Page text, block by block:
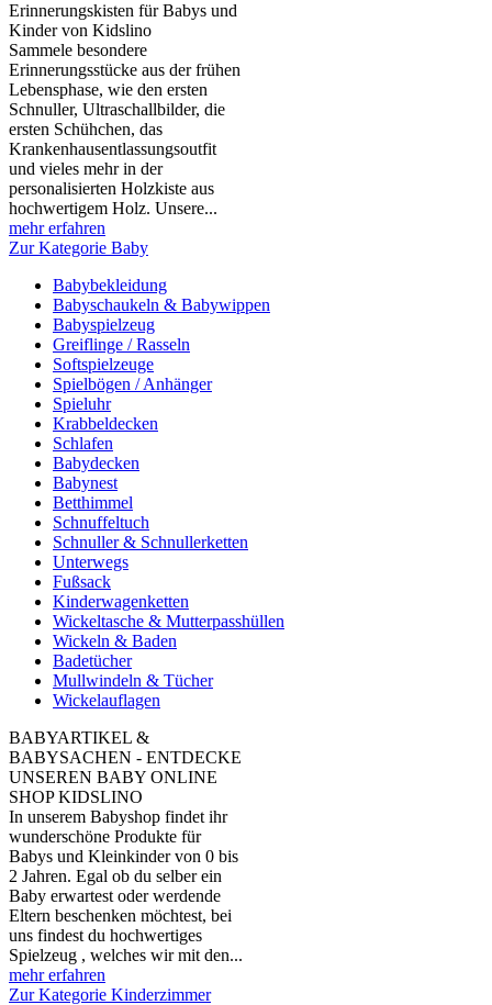
Erinnerungskisten für Babys und
Kinder von Kidslino
Sammele besondere
Erinnerungsstücke aus der frühen
Lebensphase, wie den ersten
Schnuller, Ultraschallbilder, die
ersten Schühchen, das
Krankenhausentlassungsoutfit
und vieles mehr in der
personalisierten Holzkiste aus
hochwertigem Holz. Unsere...
mehr erfahren
Zur Kategorie Baby
Babybekleidung
Babyschaukeln & Babywippen
Babyspielzeug
Greiflinge / Rasseln
Softspielzeuge
Spielbögen / Anhänger
Spieluhr
Krabbeldecken
Schlafen
Babydecken
Babynest
Betthimmel
Schnuffeltuch
Schnuller & Schnullerketten
Unterwegs
Fußsack
Kinderwagenketten
Wickeltasche & Mutterpasshüllen
Wickeln & Baden
Badetücher
Mullwindeln & Tücher
Wickelauflagen
BABYARTIKEL &
BABYSACHEN - ENTDECKE
UNSEREN BABY ONLINE
SHOP KIDSLINO
In unserem Babyshop findet ihr
wunderschöne Produkte für
Babys und Kleinkinder von 0 bis
2 Jahren. Egal ob du selber ein
Baby erwartest oder werdende
Eltern beschenken möchtest, bei
uns findest du hochwertiges
Spielzeug , welches wir mit den...
mehr erfahren
Zur Kategorie Kinderzimmer